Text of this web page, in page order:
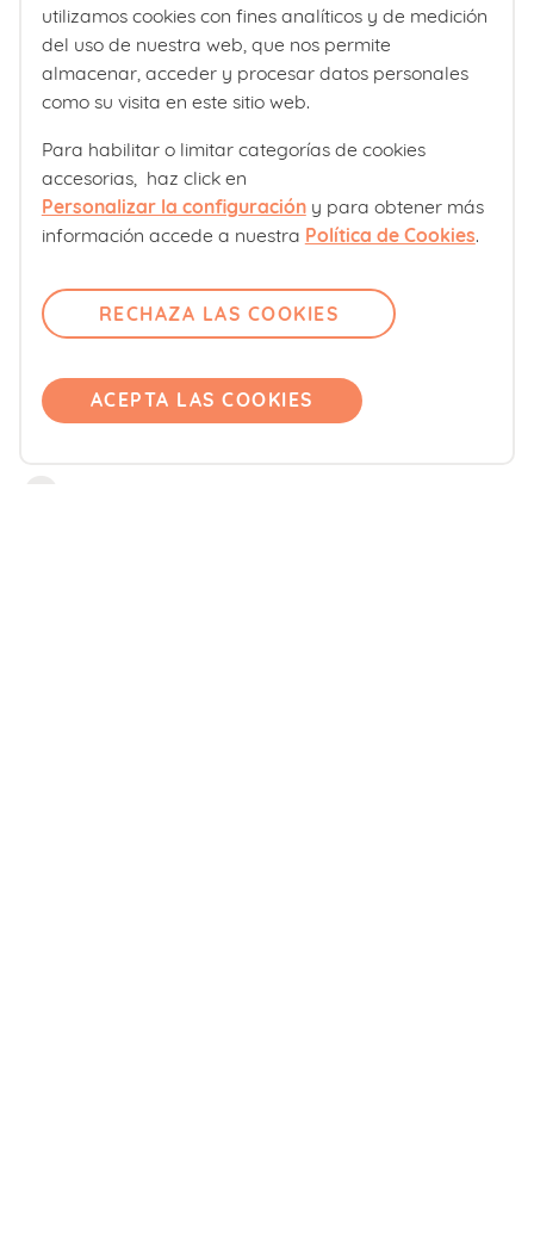
Comité editorial
Laboratorios Ordesa
Política editorial
Club familias
Sobre nosotros
Comité editorial
Pregúntanos
Únete
Accede
utilizamos cookies con fines analíticos y de medición
del uso de nuestra web, que nos permite
almacenar, acceder y procesar datos personales
como su visita en este sitio web.
Para habilitar o limitar categorías de cookies
accesorias, haz click en
Personalizar la configuracióny para obtener más
información accede a nuestra Política de Cookies.
RECHAZA LAS COOKIES
ACEPTA LAS COOKIES